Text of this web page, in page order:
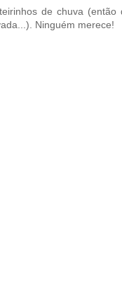
de chuva (então
Ninguém merece!